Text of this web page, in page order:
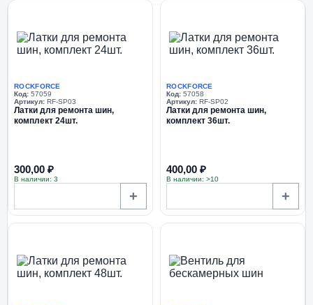
ROCKFORCE
Код: 57059
Артикул: RF-SP03
Латки для ремонта шин,
комплект 24шт.
300,00 ₽
В наличии: 3
+
ROCKFORCE
Код: 57058
Артикул: RF-SP02
Латки для ремонта шин,
комплект 36шт.
400,00 ₽
В наличии: >10
+